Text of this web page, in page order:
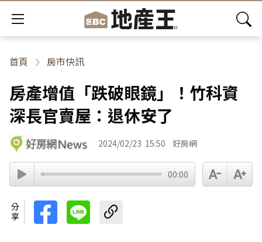
首頁 房市快訊
房產增值「跌破眼鏡」！竹科資
深長官賣屋：退休安了
2024/02/23 15:50 好房網
00:00
分享